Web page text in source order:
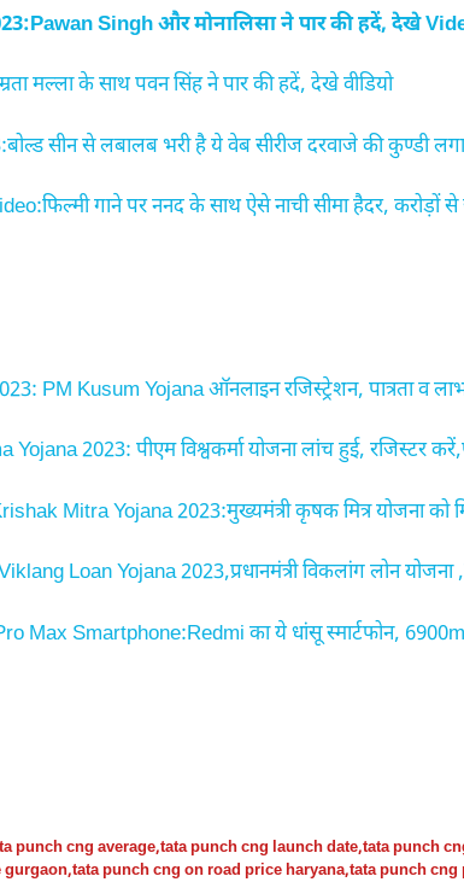
Singh और मोनालिसा ने पार की हदें, देखे
मल्ला के साथ पवन सिंह ने पार की हदें, देखे वीडियो
सीन से लबालब भरी है ये वेब सीरीज दरवाजे की कुण्डी
गाने पर ननद के साथ ऐसे नाची सीमा हैदर, करोड़ों से
PM Kusum Yojana ऑनलाइन रजिस्ट्रेशन, पात्रता व
2023: पीएम विश्वकर्मा योजना लांच हुई, रजिस्टर
Mitra Yojana 2023:मुख्यमंत्री कृषक मित्र योजना को
Loan Yojana 2023,प्रधानमंत्री विकलांग लोन
Max Smartphone:Redmi का ये धांसू स्मार्टफोन,
punch cng average,tata punch cng launch date,tata punch
gurgaon,tata punch cng on road price haryana,tata punch cng